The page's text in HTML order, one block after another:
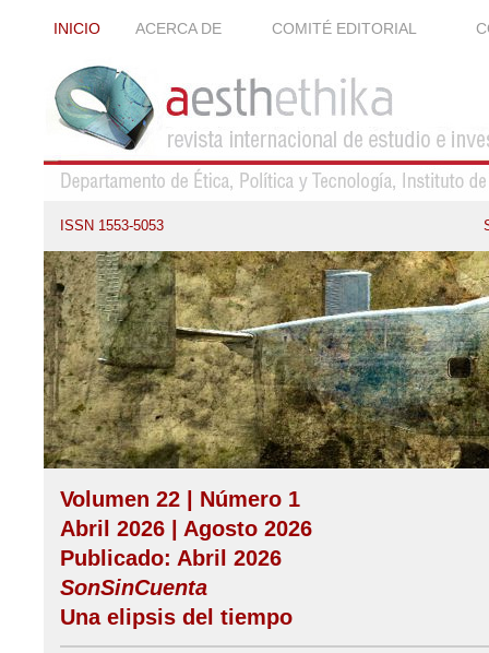
INICIO ACERCA DE COMITÉ EDITORIAL
ISSN 1553-5053
Volumen 22 | Número 1
Abril 2026 | Agosto 2026
Publicado: Abril 2026
SonSinCuenta
Una elipsis del tiempo